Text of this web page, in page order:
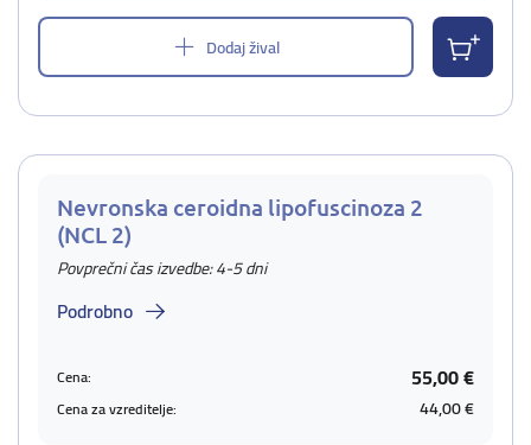
Dodaj žival
Nevronska ceroidna lipofuscinoza 2
(NCL 2)
Povprečni čas izvedbe: 4-5 dni
Podrobno
Cena: 55,00 €
Cena za vzreditelje: 44,00 €